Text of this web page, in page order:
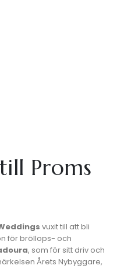
Proms
vuxit till att bli
för bröllops- och
, som för sitt driv och
Årets Nybyggare,